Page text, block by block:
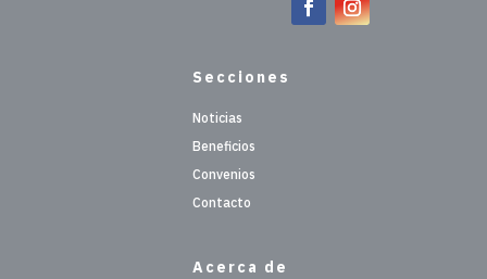
Secciones
Noticias
Beneficios
Convenios
Contacto
Acerca de